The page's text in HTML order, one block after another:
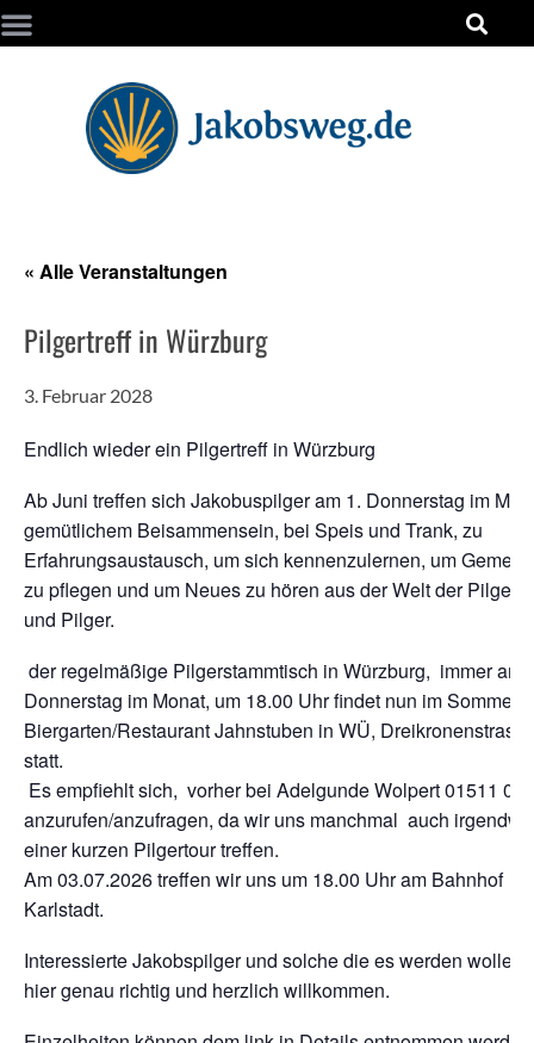
« Alle Veranstaltungen
Pilgertreff in Würzburg
3. Februar 2028
Endlich wieder ein Pilgertreff in Würzburg
Ab Juni treffen sich Jakobuspilger am 1. Donnerstag im
gemütlichem Beisammensein, bei Speis und Trank, zu
Erfahrungsaustausch, um sich kennenzulernen, um
zu pflegen und um Neues zu hören aus der Welt der
und Pilger.
der regelmäßige Pilgerstammtisch in Würzburg, immer am
Donnerstag im Monat, um 18.00 Uhr findet nun im Sommer
Biergarten/Restaurant Jahnstuben in WÜ,
statt.
Es empfiehlt sich, vorher bei Adelgunde Wolpert 01511
anzurufen/anzufragen, da wir uns manchmal auch
einer kurzen Pilgertour treffen.
Am 03.07.2026 treffen wir uns um 18.00 Uhr am Bahnhof
Karlstadt.
Interessierte Jakobspilger und solche die es werden wollen,
hier genau richtig und herzlich willkommen.